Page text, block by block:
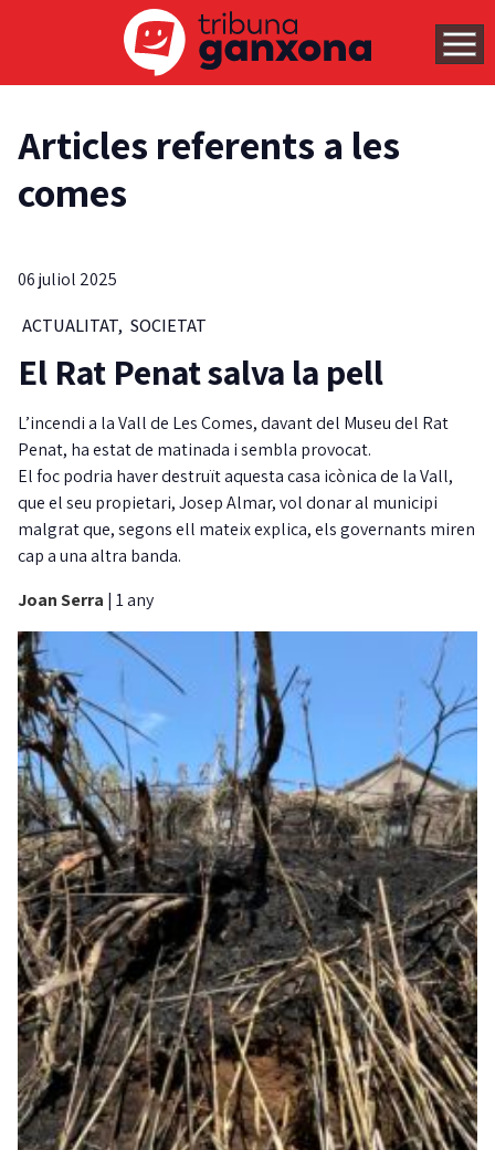
Articles referents a les
comes
06 juliol 2025
ACTUALITAT, SOCIETAT
El Rat Penat salva la pell
L’incendi a la Vall de Les Comes, davant del Museu del Rat
Penat, ha estat de matinada i sembla provocat.
El foc podria haver destruït aquesta casa icònica de la Vall,
que el seu propietari, Josep Almar, vol donar al municipi
malgrat que, segons ell mateix explica, els governants miren
cap a una altra banda.
Joan Serra | 1 any